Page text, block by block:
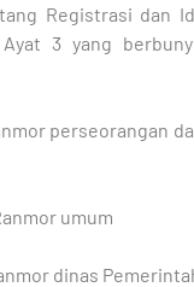
Registrasi dan
3 yang
perseorangan
umum
dinas